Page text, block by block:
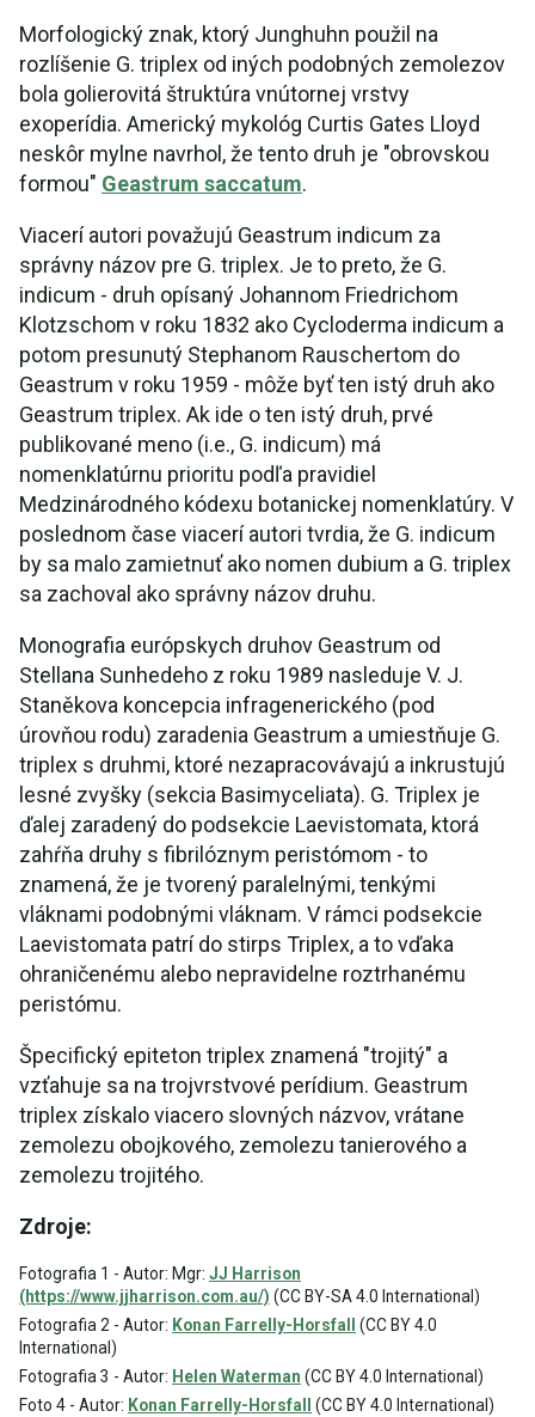
Morfologický znak, ktorý Junghuhn použil na
rozlíšenie G. triplex od iných podobných zemolezov
bola golierovitá štruktúra vnútornej vrstvy
exoperídia. Americký mykológ Curtis Gates Lloyd
neskôr mylne navrhol, že tento druh je "obrovskou
formou" Geastrum saccatum.
Viacerí autori považujú Geastrum indicum za
správny názov pre G. triplex. Je to preto, že G.
indicum - druh opísaný Johannom Friedrichom
Klotzschom v roku 1832 ako Cycloderma indicum a
potom presunutý Stephanom Rauschertom do
Geastrum v roku 1959 - môže byť ten istý druh ako
Geastrum triplex. Ak ide o ten istý druh, prvé
publikované meno (i.e., G. indicum) má
nomenklatúrnu prioritu podľa pravidiel
Medzinárodného kódexu botanickej nomenklatúry. V
poslednom čase viacerí autori tvrdia, že G. indicum
by sa malo zamietnuť ako nomen dubium a G. triplex
sa zachoval ako správny názov druhu.
Monografia európskych druhov Geastrum od
Stellana Sunhedeho z roku 1989 nasleduje V. J.
Staněkova koncepcia infragenerického (pod
úrovňou rodu) zaradenia Geastrum a umiestňuje G.
triplex s druhmi, ktoré nezapracovávajú a inkrustujú
lesné zvyšky (sekcia Basimyceliata). G. Triplex je
ďalej zaradený do podsekcie Laevistomata, ktorá
zahŕňa druhy s fibrilóznym peristómom - to
znamená, že je tvorený paralelnými, tenkými
vláknami podobnými vláknam. V rámci podsekcie
Laevistomata patrí do stirps Triplex, a to vďaka
ohraničenému alebo nepravidelne roztrhanému
peristómu.
Špecifický epiteton triplex znamená "trojitý" a
vzťahuje sa na trojvrstvové perídium. Geastrum
triplex získalo viacero slovných názvov, vrátane
zemolezu obojkového, zemolezu tanierového a
zemolezu trojitého.
Zdroje:
Fotografia 1 - Autor: Mgr: JJ Harrison
(https://www.jjharrison.com.au/) (CC BY-SA 4.0 International)
Fotografia 2 - Autor: Konan Farrelly-Horsfall
(CC BY 4.0
International)
Fotografia 3 - Autor: Helen Waterman (CC BY 4.0 International)
Foto 4 - Autor: Konan Farrelly-Horsfall (CC BY 4.0 International)